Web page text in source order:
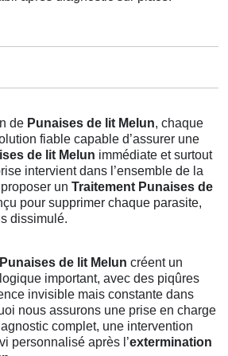
de Punaises de lit Melun, chaque
fiable capable d’assurer une
de lit Melun immédiate et surtout
intervient dans l’ensemble de la
un Traitement Punaises de
pour supprimer chaque parasite,
dissimulé.
Punaises de lit Melun créent un
important, avec des piqûres
invisible mais constante dans
nous assurons une prise en charge
complet, une intervention
personnalisé après l’extermination